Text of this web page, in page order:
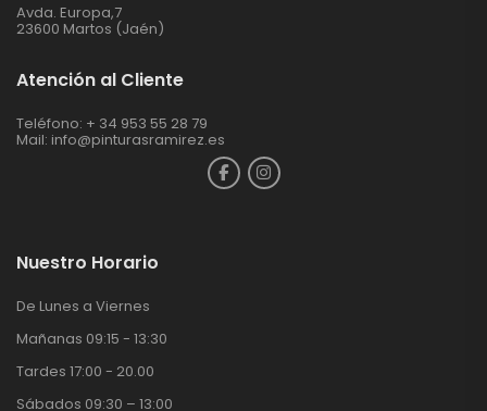
Avda. Europa,7
23600 Martos (Jaén)
Atención al Cliente
Teléfono: + 34 953 55 28 79
Mail: info@pinturasramirez.es
Nuestro Horario
De Lunes a Viernes
Mañanas 09:15 - 13:30
Tardes 17:00 - 20.00
Sábados 09:30 – 13:00